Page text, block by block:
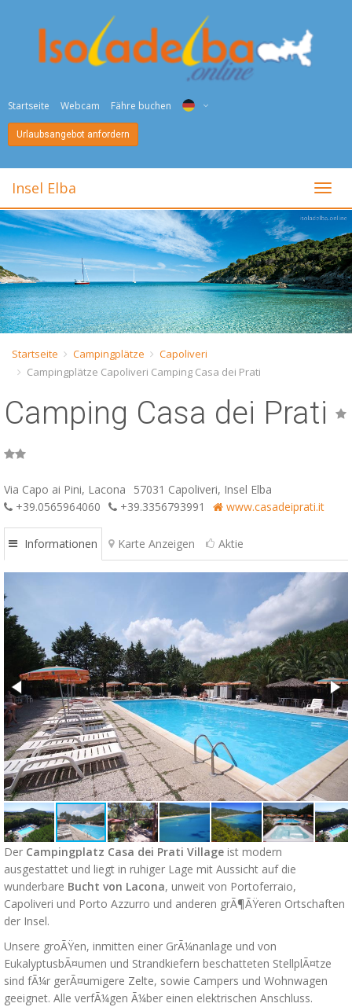
Startseite Webcam Fähre buchen
DEU
NED
FRA
PYC
ESP
SLO
Urlaubsangebot anfordern
Insel Elba
Startseite Campingplätze
Capoliveri
Campingplätze Capoliveri Camping Casa dei Prati
Camping Casa dei Prati
Via Capo ai Pini, Lacona
57031 Capoliveri, Insel Elba
+39.0565964060
+39.3356793991 www.casadeiprati.it
Informationen Karte Anzeigen Aktie
Der Campingplatz Casa dei Prati Village ist modern
ausgestattet und liegt in ruhiger Lage mit Aussicht auf die
wunderbare Bucht von Lacona, unweit von Portoferraio,
Capoliveri und Porto Azzurro und anderen grÃ¶ÃŸeren Ortschaften
der Insel.
Unsere groÃŸen, inmitten einer GrÃ¼nanlage und von
EukalyptusbÃ¤umen und Strandkiefern beschatteten StellplÃ¤tze
sind fÃ¼r gerÃ¤umigere Zelte, sowie Campers und Wohnwagen
geeignet. Alle verfÃ¼gen Ã¼ber einen elektrischen Anschluss.